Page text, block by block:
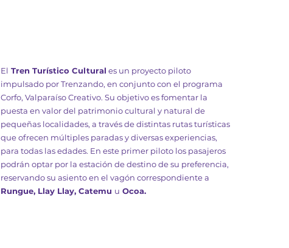
El Tren Turístico Cultural es un proyecto piloto
impulsado por Trenzando, en conjunto con el programa
Corfo, Valparaíso Creativo. Su objetivo es fomentar la
puesta en valor del patrimonio cultural y natural de
pequeñas localidades, a través de distintas rutas turísticas
que ofrecen múltiples paradas y diversas experiencias,
para todas las edades. En este primer piloto los pasajeros
podrán optar por la estación de destino de su preferencia,
reservando su asiento en el vagón correspondiente a
Rungue, Llay Llay, Catemu u Ocoa.